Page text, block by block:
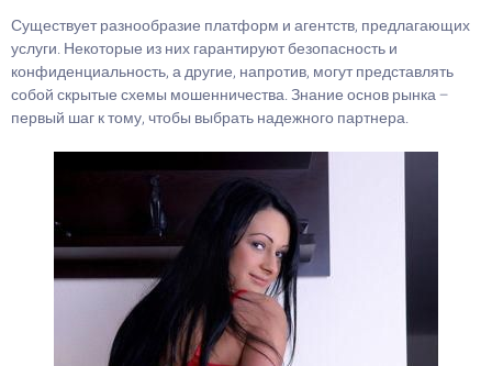
Существует разнообразие платформ и агентств, предлагающих
услуги. Некоторые из них гарантируют безопасность и
конфиденциальность, а другие, напротив, могут представлять
собой скрытые схемы мошенничества. Знание основ рынка –
первый шаг к тому, чтобы выбрать надежного партнера.